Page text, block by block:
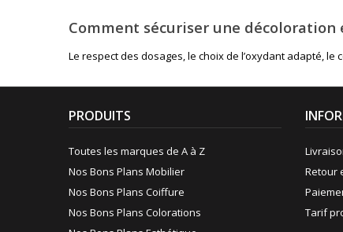
Comment sécuriser une décoloration
Le respect des dosages, le choix de l’oxydant adapté,
PRODUITS
Toutes les marques de A à Z
Nos Bons Plans Mobilier
Nos Bons Plans Coiffure
Nos Bons Plans Colorations
Retour
Tarif